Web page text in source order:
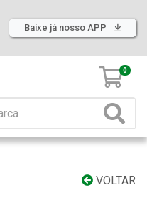
Baixe já nosso APP
0
VOLTAR